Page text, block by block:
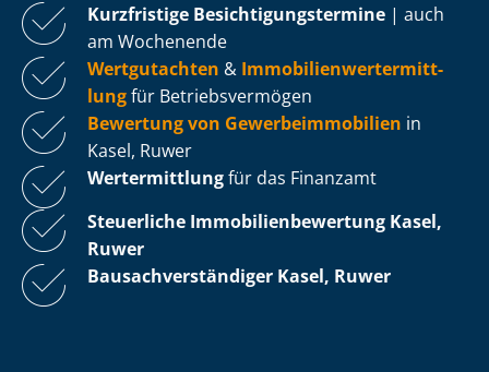
Kurzfristige Be­sich­ti­gungs­ter­mi­ne | auch
am Wochenende
Wertgutachten & Im­mo­bi­li­en­wert­ermitt­
lungfür Be­triebs­ver­mö­gen
Bewertung von Ge­wer­be­im­mo­bi­li­en in
Kasel, Ruwer
Wertermittlungfür das Finanzamt
Steuerliche Im­mo­bi­li­en­be­wer­tung Kasel,
Ruwer
Bau­sach­ver­stän­di­ger Kasel, Ruwer